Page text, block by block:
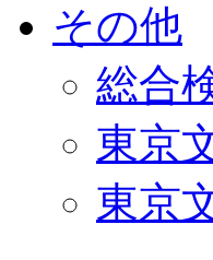
その他
総合
東京
東京